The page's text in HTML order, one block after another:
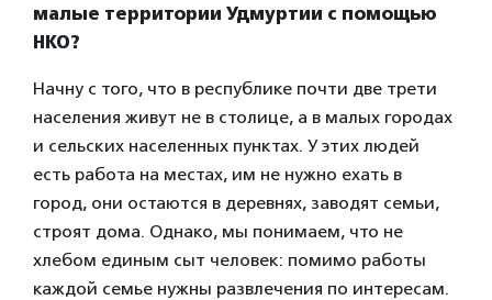
малые территории Удмуртии с помощью
НКО?
Начну с того, что в республике почти две трети
населения живут не в столице, а в малых городах
и сельских населенных пунктах. У этих людей
есть работа на местах, им не нужно ехать в
город, они остаются в деревнях, заводят семьи,
строят дома. Однако, мы понимаем, что не
хлебом единым сыт человек: помимо работы
каждой семье нужны развлечения по интересам.